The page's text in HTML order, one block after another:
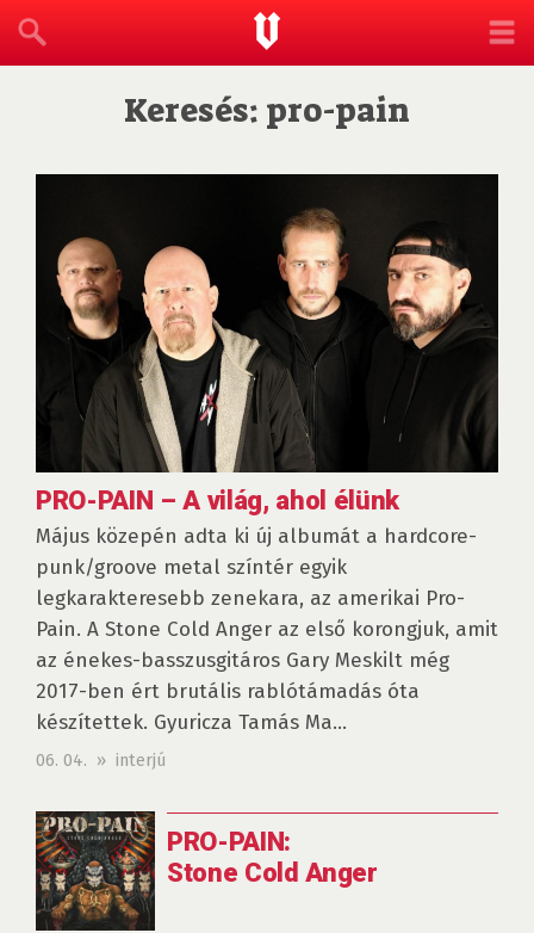
Keresés: pro-pain
PRO-PAIN – A világ, ahol élünk
Május közepén adta ki új albumát a hardcore-
punk/groove metal színtér egyik
legkarakteresebb zenekara, az amerikai Pro-
Pain. A Stone Cold Anger az első korongjuk, amit
az énekes-basszusgitáros Gary Meskilt még
2017-ben ért brutális rablótámadás óta
készítettek. Gyuricza Tamás Ma...
06. 04. » interjú
PRO-PAIN:
Stone Cold Anger